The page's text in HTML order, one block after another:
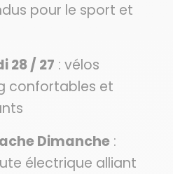
pour le sport et
28 / 27 : vélos
confortables et
Dimanche :
électrique alliant